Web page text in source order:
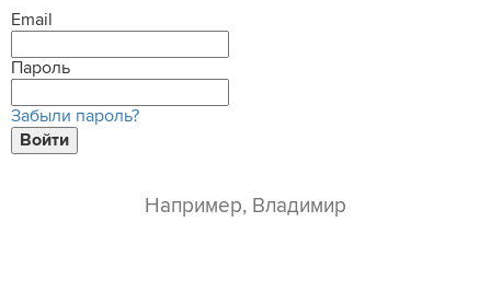
Email
Пароль
Забыли пароль?
Войти